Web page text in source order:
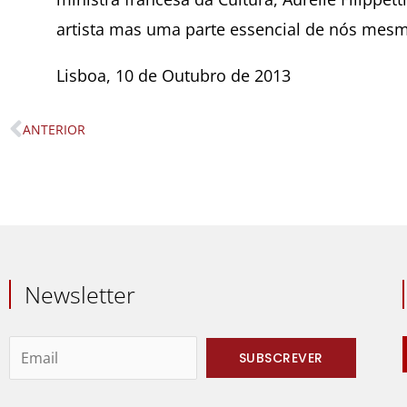
artista mas uma parte essencial de nós
Lisboa, 10 de Outubro de 2013
Prev
ANTERIOR
Newsletter